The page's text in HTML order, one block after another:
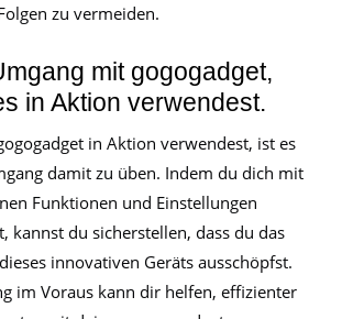
zu vermeiden.
mit gogogadget,
in Aktion verwendest.
in Aktion verwendest, ist es
damit zu üben. Indem du dich mit
Funktionen und Einstellungen
kannst du sicherstellen, dass du das
innovativen Geräts ausschöpfst.
im Voraus kann dir helfen, effizienter